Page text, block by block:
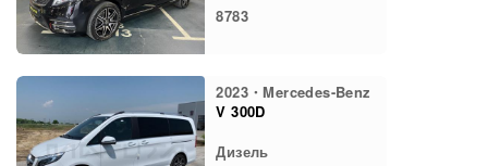
8783
2023・Mercedes-Benz
V 300D
Дизель